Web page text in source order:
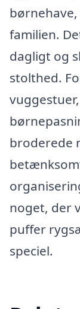
familien.
dagligt og
stolthed.
broderede
noget, der
puffer
speciel.